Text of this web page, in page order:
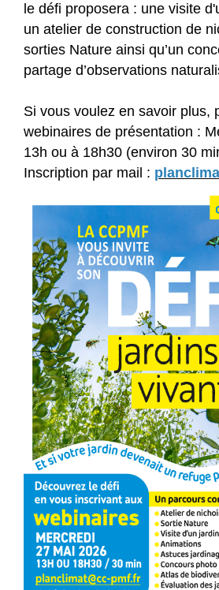
le défi proposera : une visite
un atelier de construction de
sorties Nature ainsi qu’un
partage d’observations
Si vous voulez en savoir plus,
webinaires de présentation :
13h ou à 18h30 (environ 30
Inscription par mail :